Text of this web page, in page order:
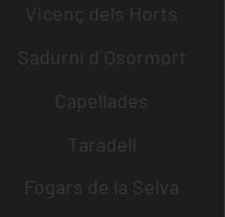
Vicenç dels Horts
Sadurní d´Osormort
Capellades
Taradell
Fogars de la Selva